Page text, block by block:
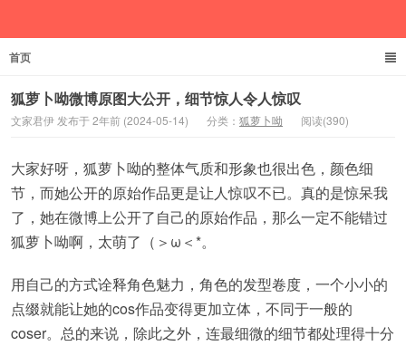
首页
狐萝卜呦微博原图大公开，细节惊人令人惊叹
文家君伊 发布于 2年前 (2024-05-14) 分类： 狐萝卜呦 阅读(390)
大家好呀，狐萝卜呦的整体气质和形象也很出色，颜色细
节，而她公开的原始作品更是让人惊叹不已。真的是惊呆我
了，她在微博上公开了自己的原始作品，那么一定不能错过
狐萝卜呦啊，太萌了（＞ω＜*。
用自己的方式诠释角色魅力，角色的发型卷度，一个小小的
点缀就能让她的cos作品变得更加立体，不同于一般的
coser。总的来说，除此之外，连最细微的细节都处理得十分